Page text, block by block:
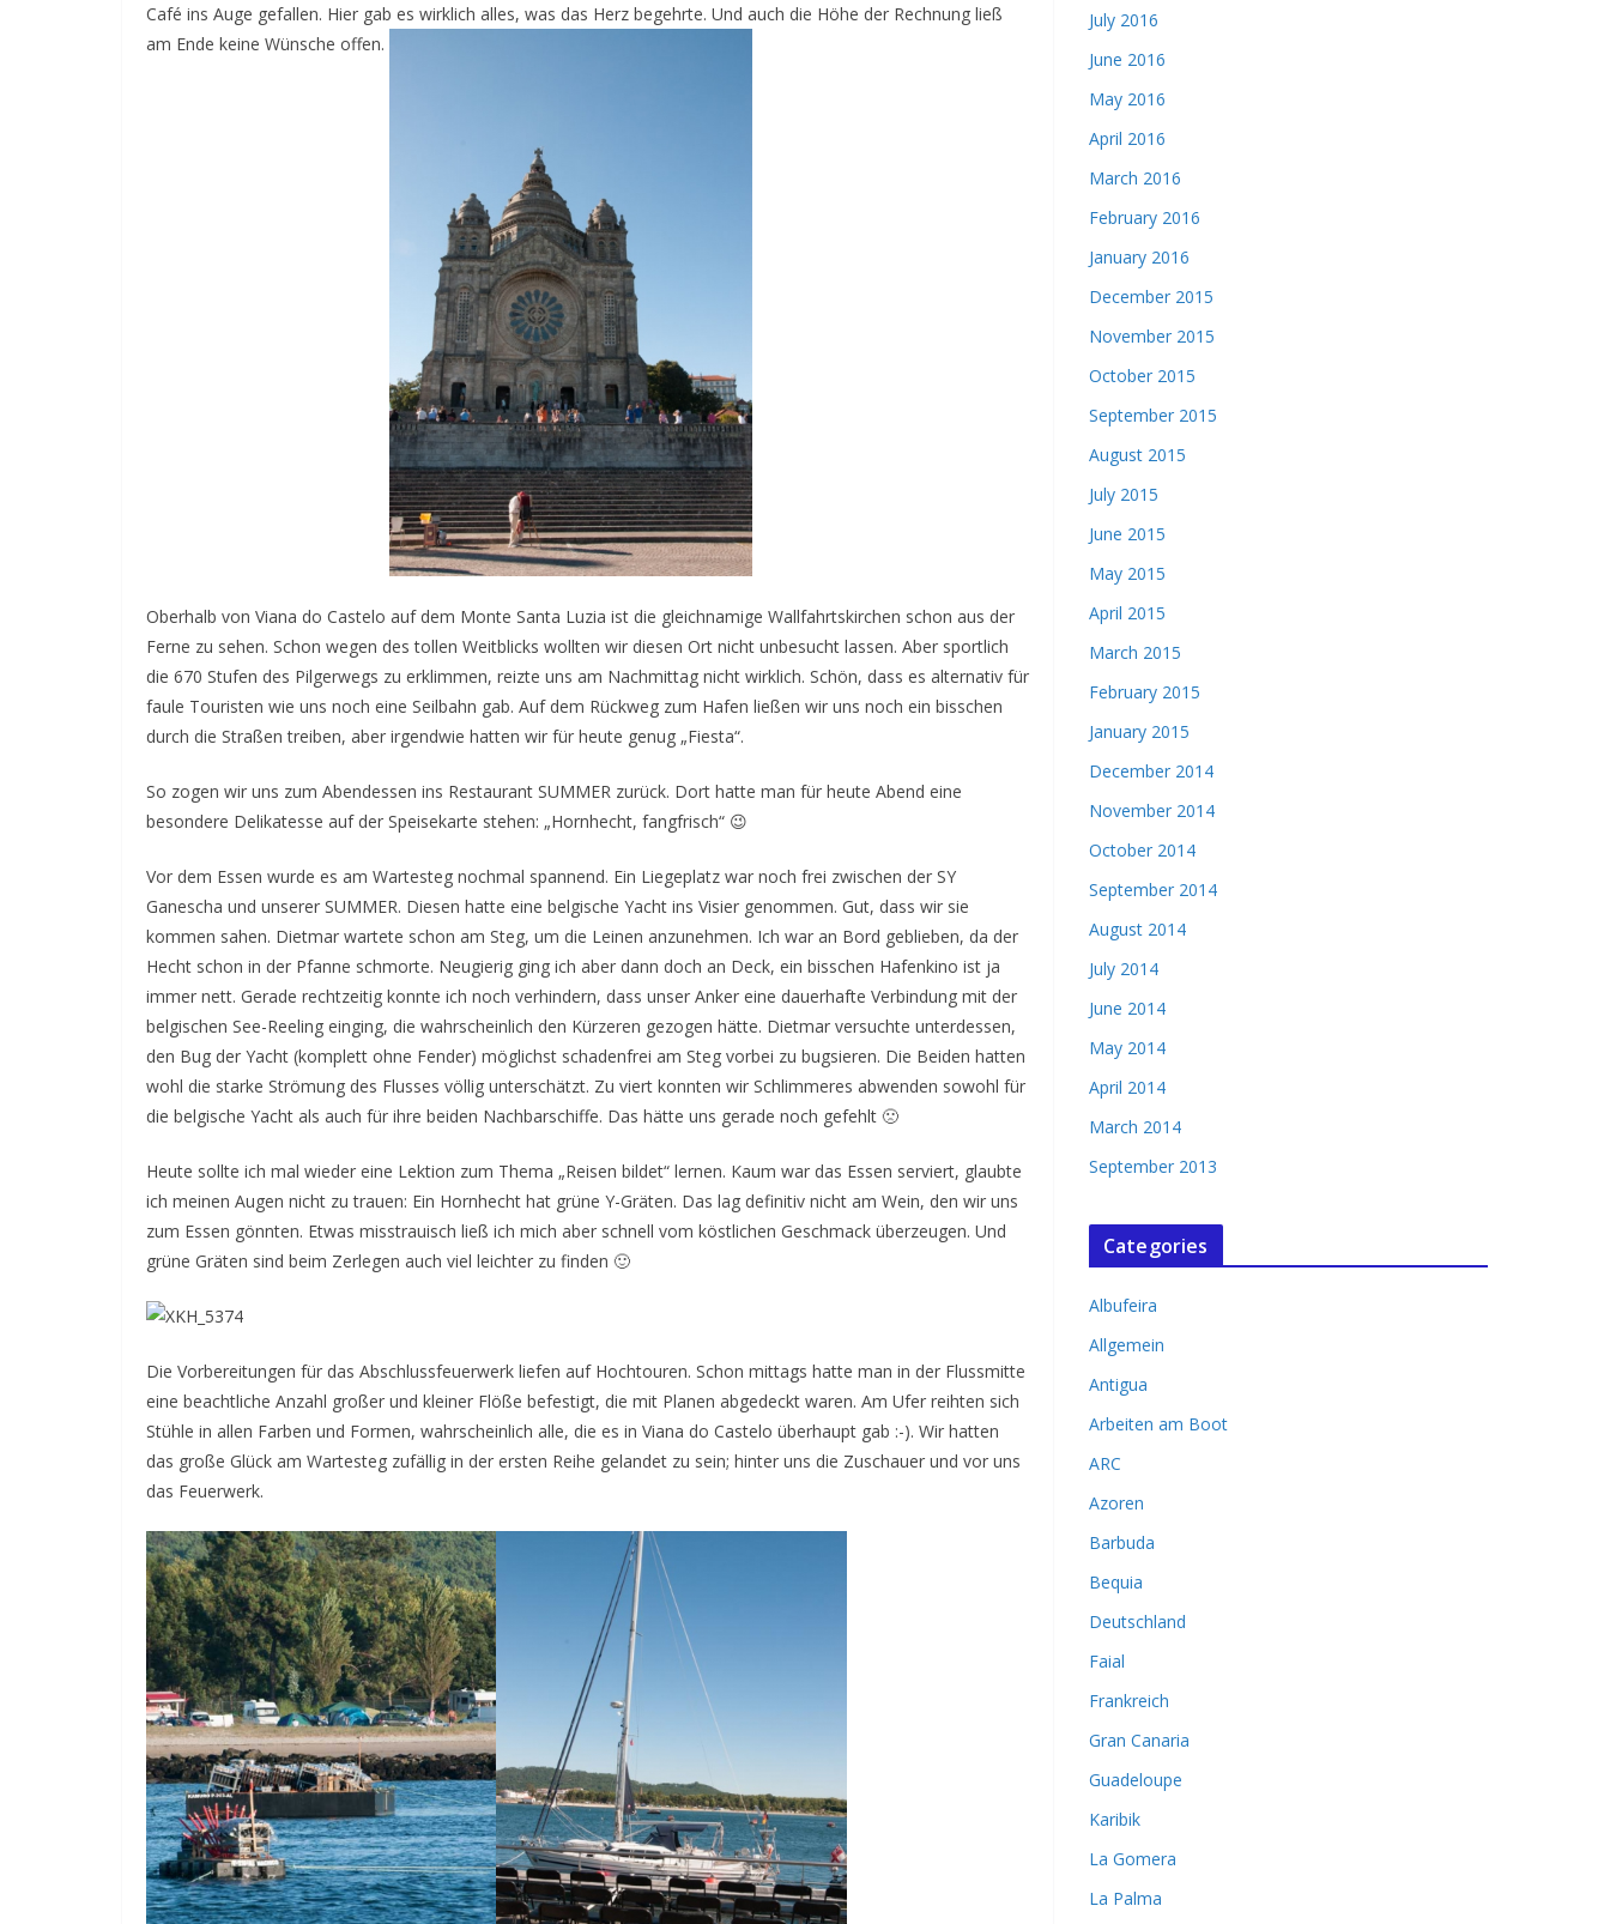
Café ins Auge gefallen. Hier gab es wirklich alles, was das Herz begehrte. Und auch die Höhe der Rechnung ließ
am Ende keine Wünsche offen.
Oberhalb von Viana do Castelo auf dem Monte Santa Luzia ist die gleichnamige Wallfahrtskirchen schon aus der
Ferne zu sehen. Schon wegen des tollen Weitblicks wollten wir diesen Ort nicht unbesucht lassen. Aber sportlich
die 670 Stufen des Pilgerwegs zu erklimmen, reizte uns am Nachmittag nicht wirklich. Schön, dass es alternativ für
faule Touristen wie uns noch eine Seilbahn gab. Auf dem Rückweg zum Hafen ließen wir uns noch ein bisschen
durch die Straßen treiben, aber irgendwie hatten wir für heute genug „Fiesta“.
So zogen wir uns zum Abendessen ins Restaurant SUMMER zurück. Dort hatte man für heute Abend eine
besondere Delikatesse auf der Speisekarte stehen: „Hornhecht, fangfrisch“ 😉
Vor dem Essen wurde es am Wartesteg nochmal spannend. Ein Liegeplatz war noch frei zwischen der SY
Ganescha und unserer SUMMER. Diesen hatte eine belgische Yacht ins Visier genommen. Gut, dass wir sie
kommen sahen. Dietmar wartete schon am Steg, um die Leinen anzunehmen. Ich war an Bord geblieben, da der
Hecht schon in der Pfanne schmorte. Neugierig ging ich aber dann doch an Deck, ein bisschen Hafenkino ist ja
immer nett. Gerade rechtzeitig konnte ich noch verhindern, dass unser Anker eine dauerhafte Verbindung mit der
belgischen See-Reeling einging, die wahrscheinlich den Kürzeren gezogen hätte. Dietmar versuchte unterdessen,
den Bug der Yacht (komplett ohne Fender) möglichst schadenfrei am Steg vorbei zu bugsieren. Die Beiden hatten
wohl die starke Strömung des Flusses völlig unterschätzt. Zu viert konnten wir Schlimmeres abwenden sowohl für
die belgische Yacht als auch für ihre beiden Nachbarschiffe. Das hätte uns gerade noch gefehlt 🙁
Heute sollte ich mal wieder eine Lektion zum Thema „Reisen bildet“ lernen. Kaum war das Essen serviert, glaubte
ich meinen Augen nicht zu trauen: Ein Hornhecht hat grüne Y-Gräten. Das lag definitiv nicht am Wein, den wir uns
zum Essen gönnten. Etwas misstrauisch ließ ich mich aber schnell vom köstlichen Geschmack überzeugen. Und
grüne Gräten sind beim Zerlegen auch viel leichter zu finden 🙂
Die Vorbereitungen für das Abschlussfeuerwerk liefen auf Hochtouren. Schon mittags hatte man in der Flussmitte
eine beachtliche Anzahl großer und kleiner Flöße befestigt, die mit Planen abgedeckt waren. Am Ufer reihten sich
Stühle in allen Farben und Formen, wahrscheinlich alle, die es in Viana do Castelo überhaupt gab :-). Wir hatten
das große Glück am Wartesteg zufällig in der ersten Reihe gelandet zu sein; hinter uns die Zuschauer und vor uns
das Feuerwerk.
July 2016
June 2016
May 2016
April 2016
March 2016
February 2016
January 2016
December 2015
November 2015
October 2015
September 2015
August 2015
July 2015
June 2015
May 2015
April 2015
March 2015
February 2015
January 2015
December 2014
November 2014
October 2014
September 2014
August 2014
July 2014
June 2014
May 2014
April 2014
March 2014
September 2013
Categories
Albufeira
Allgemein
Antigua
Arbeiten am Boot
ARC
Azoren
Barbuda
Bequia
Deutschland
Faial
Frankreich
Gran Canaria
Guadeloupe
Karibik
La Gomera
La Palma